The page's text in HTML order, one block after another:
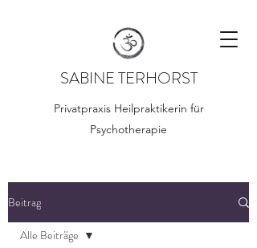
SABINE TERHORST
Privatpraxis Heilpraktikerin für
Psychotherapie
Beitrag
Alle Beiträge